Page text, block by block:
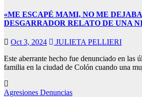
«ME ESCAPÉ MAMI, NO ME
DESGARRADOR RELATO DE UNA
Oct 3, 2024
JULIETA PELLIERI
Este aberrante hecho fue denunciado en las
familia en la ciudad de Colón cuando una
Agresiones Denuncias